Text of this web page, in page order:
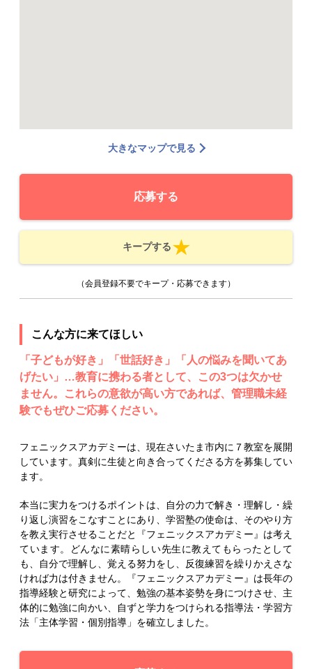
大きなマップで見る
応募する
キープする
（会員登録不要でキープ・応募できます）
こんな方に来てほしい
「子どもが好き」「世話好き」「人の悩みを聞いてあ
げたい」…教育に携わる者として、この3つは欠かせ
ません。これらの意欲が高い方であれば、管理職未経
験でもぜひご応募ください。
フェニックスアカデミーは、現在さいたま市内に７教室を展開
しています。真剣に生徒と向き合ってくださる方を募集してい
ます。
本当に実力をつけるポイントは、自分の力で解き・理解し・繰
り返し演習をこなすことにあり、学習塾の使命は、そのやり方
を教え実行させることだと『フェニックスアカデミー』は考え
ています。どんなに素晴らしい先生に教えてもらったとして
も、自分で理解し、覚える努力をし、反復練習を繰りかえさな
ければ力は付きません。『フェニックスアカデミー』は長年の
指導経験と研究によって、勉強の基本姿勢を身につけさせ、主
体的に勉強に向かい、自ずと学力をつけられる指導法・学習方
法「主体学習・個別指導」を確立しました。